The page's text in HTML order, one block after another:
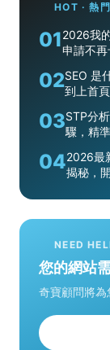
HOT · 熱
012026我
申請不再
02SEO 是
到上首
03STP分
驟，精
042026最
揭秘，
NEED
您的網站
奇寶顧問將為